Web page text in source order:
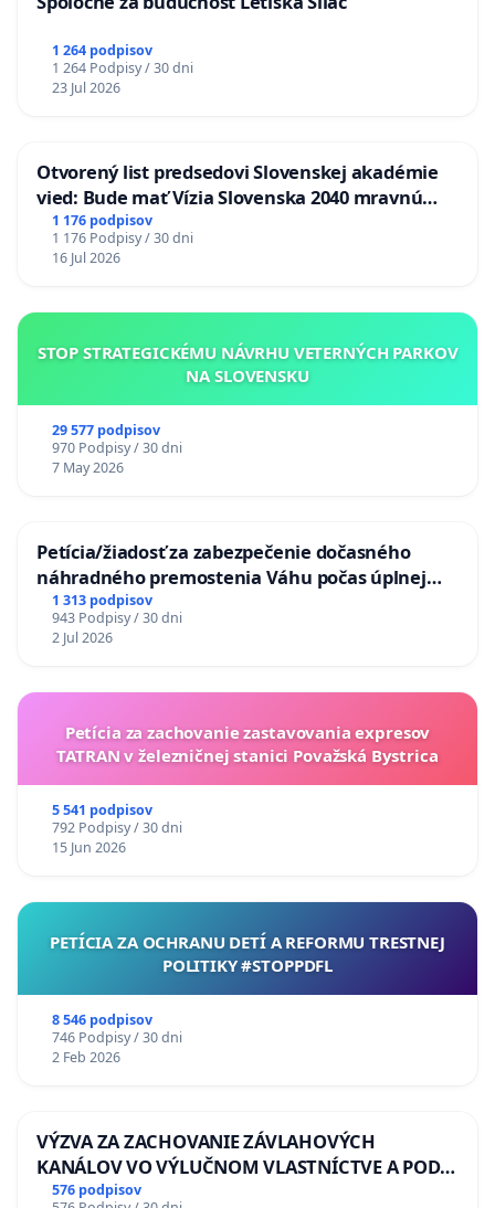
1 264 podpisov
1 264 Podpisy / 30 dni
23 Jul 2026
Otvorený list predsedovi Slovenskej akadémie
vied: Bude mať Vízia Slovenska 2040 mravnú
chrbticu?
1 176 podpisov
1 176 Podpisy / 30 dni
16 Jul 2026
STOP STRATEGICKÉMU NÁVRHU VETERNÝCH PARKOV
NA SLOVENSKU
29 577 podpisov
970 Podpisy / 30 dni
7 May 2026
Petícia/žiadosť za zabezpečenie dočasného
náhradného premostenia Váhu počas úplnej
uzávery Vážskeho mosta v Komárne
1 313 podpisov
943 Podpisy / 30 dni
2 Jul 2026
Petícia za zachovanie zastavovania expresov
TATRAN v železničnej stanici Považská Bystrica
5 541 podpisov
792 Podpisy / 30 dni
15 Jun 2026
PETÍCIA ZA OCHRANU DETÍ A REFORMU TRESTNEJ
POLITIKY #STOPPDFL
8 546 podpisov
746 Podpisy / 30 dni
2 Feb 2026
VÝZVA ZA ZACHOVANIE ZÁVLAHOVÝCH
KANÁLOV VO VÝLUČNOM VLASTNÍCTVE A POD
KONTROLOU SLOVENSKEJ REPUBLIKY & žiadosť
576 podpisov